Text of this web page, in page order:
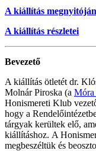
A kiállítás
A kiállítás részletei
Bevezető
A kiállítás ötletét dr.
Molnár Piroska (a Móra
Honismereti Klub
hogy a
tárgyak kerültek elő,
kiállításhoz. A
megbeszéltük és